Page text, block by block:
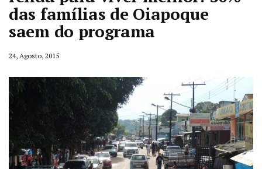
das famílias de Oiapoque
saem do programa
24, Agosto, 2015